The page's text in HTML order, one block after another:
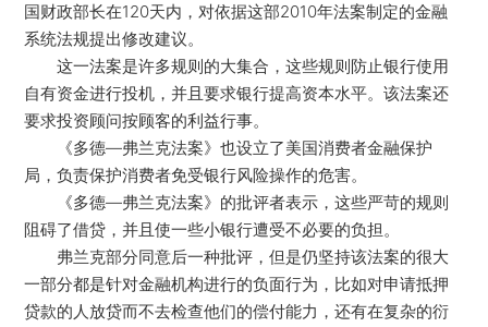
国财政部长在120天内，对依据这部2010年法案制定的金融
系统法规提出修改建议。
这一法案是许多规则的大集合，这些规则防止银行使用
自有资金进行投机，并且要求银行提高资本水平。该法案还
要求投资顾问按顾客的利益行事。
《多德—弗兰克法案》也设立了美国消费者金融保护
局，负责保护消费者免受银行风险操作的危害。
《多德—弗兰克法案》的批评者表示，这些严苛的规则
阻碍了借贷，并且使一些小银行遭受不必要的负担。
弗兰克部分同意后一种批评，但是仍坚持该法案的很大
一部分都是针对金融机构进行的负面行为，比如对申请抵押
贷款的人放贷而不去检查他们的偿付能力，还有在复杂的衍